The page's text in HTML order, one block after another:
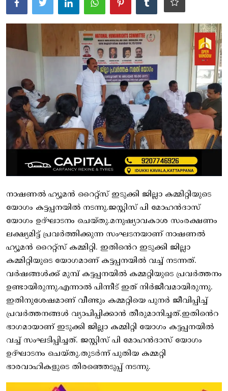
ആരോഗ്യം
സാങ്കേതിക വിദ്യ
നാഷണൽ ഹ്യൂമൻ റൈറ്റ്സ് ഇടുക്കി ജില്ലാ കമ്മിറ്റിയുടെ
യോഗം കട്ടപ്പനയിൽ നടന്നു.ജസ്റ്റിസ് പി മോഹൻദാസ്
യോഗം ഉദ്ഘാടനം ചെയ്തു.മനുഷ്യാവകാശ സംരക്ഷണം
ലക്ഷ്യമിട്ട് പ്രവർത്തിക്കുന്ന സംഘടനയാണ് നാഷണൽ
ഹ്യൂമൻ റൈറ്റ്സ് കമ്മിറ്റി. ഇതിൻെറ ഇടുക്കി ജില്ലാ
കമ്മിറ്റിയുടെ യോഗമാണ് കട്ടപ്പനയിൽ വച്ച് നടന്നത്.
വർഷങ്ങൾക്ക് മുമ്പ് കട്ടപ്പനയിൽ കമ്മറ്റിയുടെ പ്രവർത്തനം
ഉണ്ടായിരുന്നു.എന്നാൽ പിന്നീട് ഇത് നിർജീവമായിരുന്നു.
ഇതിനുശേഷമാണ് വീണ്ടും കമ്മറ്റിയെ പുനർ ജീവിപ്പിച്ച്
പ്രവർത്തനങ്ങൾ വ്യാപിപ്പിക്കാൻ തീരുമാനിച്ചത്.ഇതിൻെറ
ഭാഗമായാണ് ഇടുക്കി ജില്ലാ കമ്മിറ്റി യോഗം കട്ടപ്പനയിൽ
വച്ച് സംഘടിപ്പിച്ചത്. ജസ്റ്റിസ് പി മോഹൻദാസ് യോഗം
ഉദ്ഘാടനം ചെയ്തു.തുടർന്ന് പുതിയ കമ്മറ്റി
ഭാരവാഹികളുടെ തിരഞ്ഞെടുപ്പ് നടന്നു.